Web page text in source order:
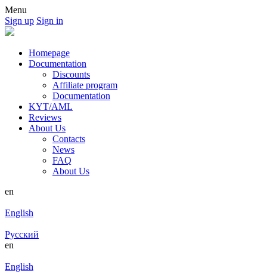
Menu
Sign up Sign in
Homepage
Documentation
Discounts
Affiliate program
Documentation
KYT/AML
Reviews
About Us
Contacts
News
FAQ
About Us
en
English
Русский
en
English